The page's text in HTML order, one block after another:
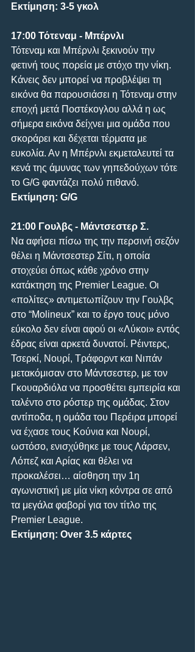
Εκτίμηση: 3-5 γκολ
17:00 Τότεναμ - Μπέρνλι
Τότεναμ και Μπέρνλι ξεκινούν την
φετινή τους πορεία με στόχο την νίκη.
Κάνεις δεν μπορεί να προβλέψει τη
εικόνα θα παρουσιάσει η Τότεναμ στην
εποχή μετά Ποστέκογλου αλλά η ως
σήμερα εικόνα δείχνει μια ομάδα που
σκοράρει και δέχεται τέρματα με
ευκολία. Αν η Μπέρνλι εκμεταλευτεί τα
κενά της άμυνας των γηπεδούχων τότε
το G/G φαντάζει πολύ πιθανό.
Εκτίμηση: G/G
21:00 Γουλβς - Μάντσεστερ Σ.
Να αφήσει πίσω της την περσινή σεζόν
θέλει η Μάντσεστερ Σίτι, η οποία
στοχεύει όπως κάθε χρόνο στην
κατάκτηση της Premier League. Οι
«πολίτες» αντιμετωπίζουν την Γουλβς
στο “Molineux” και το έργο τους μόνο
εύκολο δεν είναι αφού οι «Λύκοι» εντός
έδρας είναι αρκετά δυνατοί. Ρέιντερς,
Τσερκί, Νουρί, Τράφορντ και Νιπάν
μετακόμισαν στο Μάντσεστερ, με τον
Γκουαρδιόλα να προσθέτει εμπειρία και
ταλέντο στο ρόστερ της ομάδας. Στον
αντίποδα, η ομάδα του Περέιρα μπορεί
να έχασε τους Κούνια και Νουρί,
ωστόσο, ενισχύθηκε με τους Λάρσεν,
Λόπεζ και Αρίας και θέλει να
προκαλέσει… αίσθηση την 1η
αγωνιστική με μία νίκη κόντρα σε από
τα μεγάλα φαβορί για τον τίτλο της
Premier League.
Εκτίμηση: Over 3.5 κάρτες